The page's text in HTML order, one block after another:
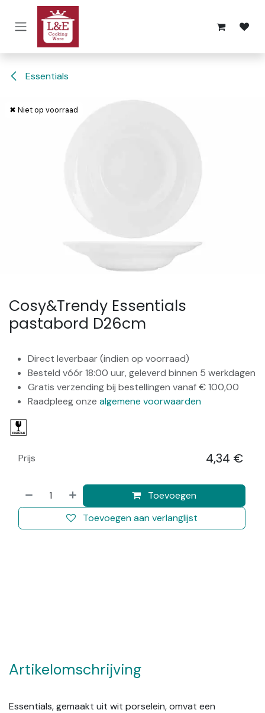
Overslaan naar inhoud
Essentials
✖ Niet op voorraad
Cosy&Trendy Essentials
pastabord D26cm
Direct leverbaar (indien op voorraad)
Besteld vóór 18:00 uur, geleverd binnen 5 werkdagen
Gratis verzending bij bestellingen vanaf € 100,00
Raadpleeg onze algemene voorwaarden
Toevoegen
Toevoegen aan verlanglijst
Prijs 4,34 €
Artikelomschrijving
Essentials, gemaakt uit wit porselein, omvat een